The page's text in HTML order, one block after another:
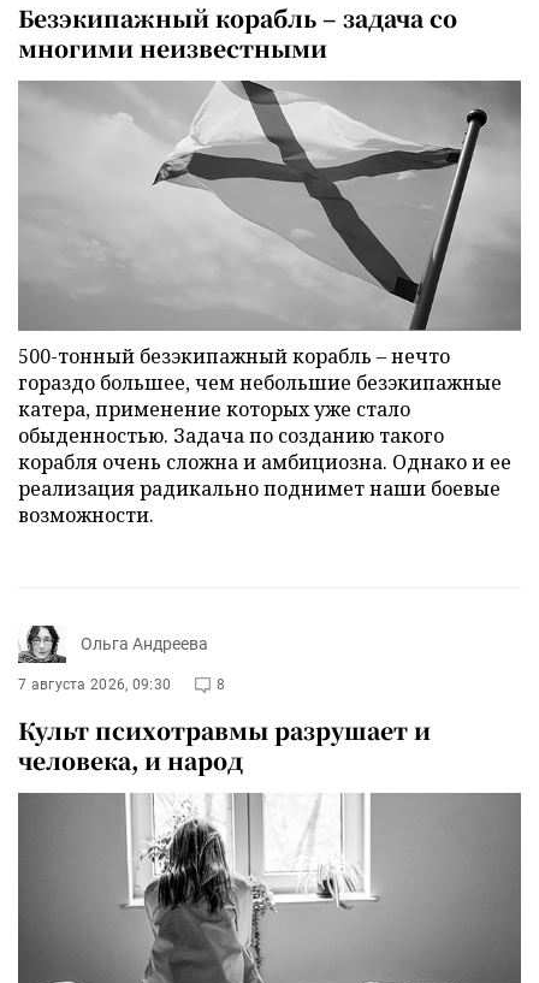
Безэкипажный корабль – задача со
многими неизвестными
500-тонный безэкипажный корабль – нечто
гораздо большее, чем небольшие безэкипажные
катера, применение которых уже стало
обыденностью. Задача по созданию такого
корабля очень сложна и амбициозна. Однако и ее
реализация радикально поднимет наши боевые
возможности.
Ольга Андреева
7 августа 2026, 09:30 8
Культ психотравмы разрушает и
человека, и народ